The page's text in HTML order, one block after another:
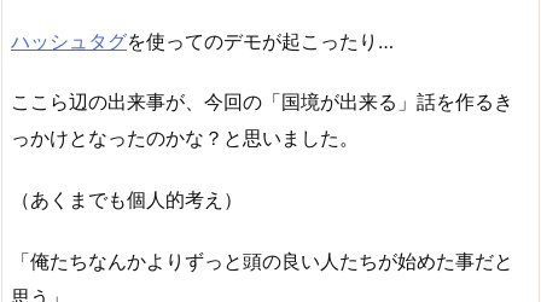
ハッシュタグを使ってのデモが起こったり…
ここら辺の出来事が、今回の「国境が出来る」話を作るき
っかけとなったのかな？と思いました。
（あくまでも個人的考え）
「俺たちなんかよりずっと頭の良い人たちが始めた事だと
思う」